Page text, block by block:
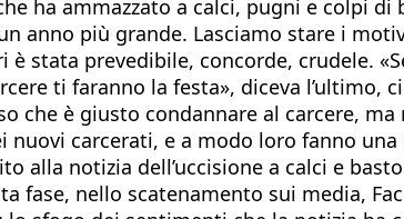
ha ammazzato a calci, pugni e colpi
anno più grande. Lasciamo stare i
stata prevedibile, concorde, crudele.
ti faranno la festa», diceva l’ultimo,
è giusto condannare al carcere, ma
carcerati, e a modo loro fanno
alla notizia dell’uccisione a calci e
fase, nello scatenamento sui media,